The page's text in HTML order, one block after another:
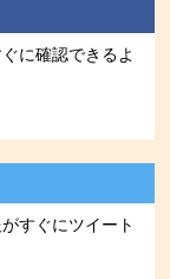
に確認できるよ
すぐにツイート